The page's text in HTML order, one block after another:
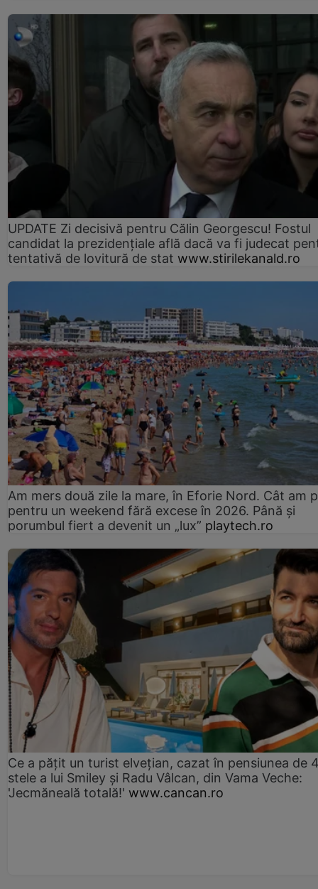
UPDATE Zi decisivă pentru Călin Georgescu! Fostul
candidat la prezidențiale află dacă va fi judecat
tentativă de lovitură de stat www.stirilekanald.ro
Am mers două zile la mare, în Eforie Nord. Cât am
pentru un weekend fără excese în 2026. Până și
porumbul fiert a devenit un „lux” playtech.ro
Ce a pățit un turist elvețian, cazat în pensiunea de
stele a lui Smiley și Radu Vâlcan, din Vama Veche:
'Jecmăneală totală!' www.cancan.ro